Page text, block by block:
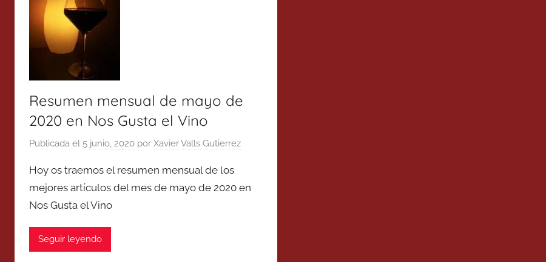
Resumen mensual de mayo de
2020 en Nos Gusta el Vino
Publicada el 5 junio, 2020 por Xavier Valls Gutierrez
Hoy os traemos el resumen mensual de los
mejores artículos del mes de mayo de 2020 en
Nos Gusta el Vino
Seguir leyendo